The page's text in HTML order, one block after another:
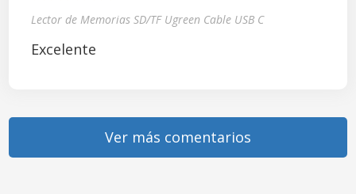
Lector de Memorias SD/TF Ugreen Cable USB C
Excelente
Ver más comentarios